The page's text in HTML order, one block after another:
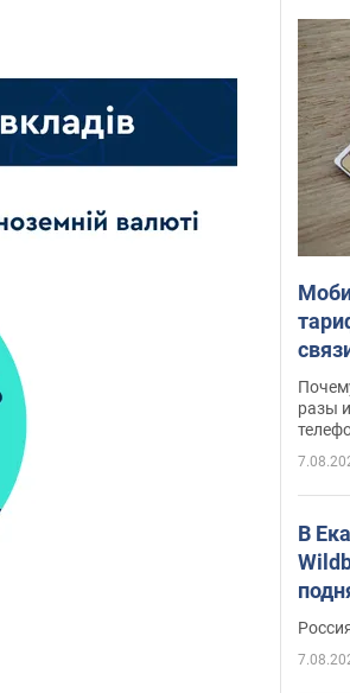
разы
В